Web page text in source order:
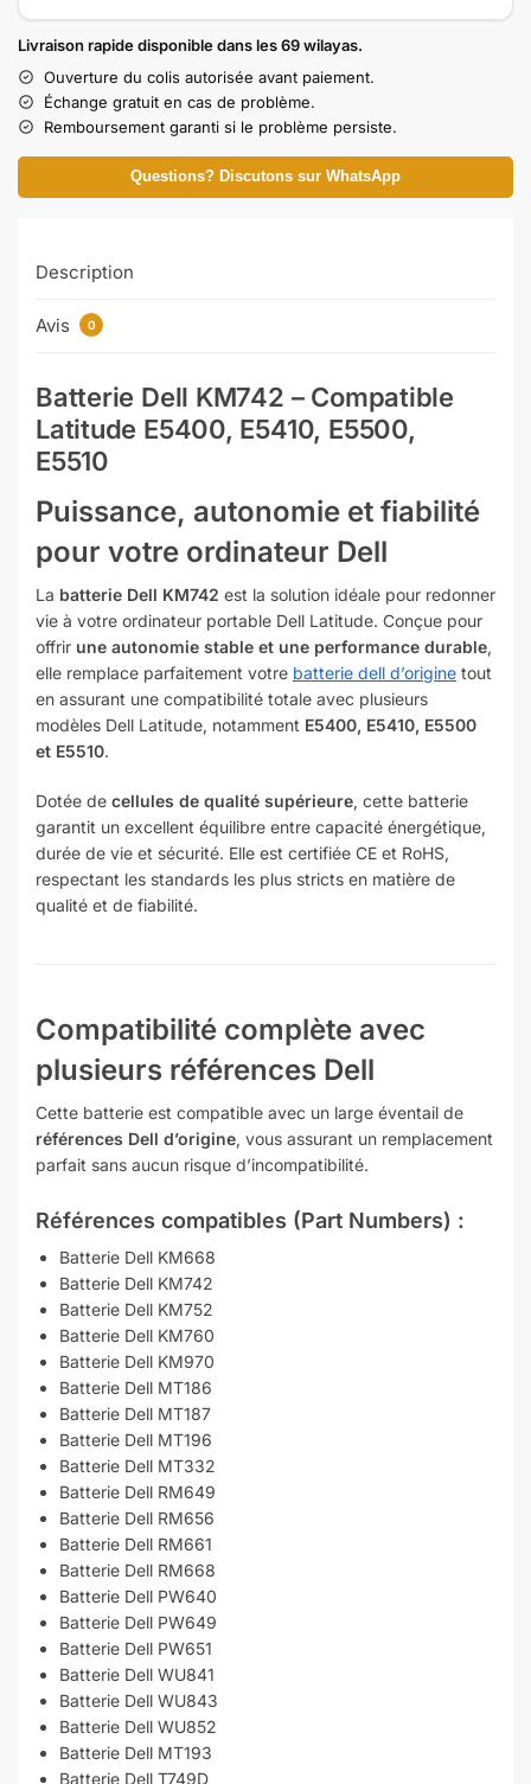
Livraison rapide disponible dans les 69 wilayas.
Ouverture du colis autorisée avant paiement.
Échange gratuit en cas de problème.
Remboursement garanti si le problème persiste.
Questions? Discutons sur WhatsApp
Description
Avis 0
Batterie Dell KM742 – Compatible
Latitude E5400, E5410, E5500,
E5510
Puissance, autonomie et fiabilité
pour votre ordinateur Dell
La batterie Dell KM742 est la solution idéale pour redonner
vie à votre ordinateur portable Dell Latitude. Conçue pour
offrir une autonomie stable et une performance durable,
elle remplace parfaitement votre batterie dell d’origine tout
en assurant une compatibilité totale avec plusieurs
modèles Dell Latitude, notamment E5400, E5410, E5500
et E5510.
Dotée de cellules de qualité supérieure, cette batterie
garantit un excellent équilibre entre capacité énergétique,
durée de vie et sécurité. Elle est certifiée CE et RoHS,
respectant les standards les plus stricts en matière de
qualité et de fiabilité.
Compatibilité complète avec
plusieurs références Dell
Cette batterie est compatible avec un large éventail de
références Dell d’origine, vous assurant un remplacement
parfait sans aucun risque d’incompatibilité.
Références compatibles (Part Numbers) :
Batterie Dell KM668
Batterie Dell KM742
Batterie Dell KM752
Batterie Dell KM760
Batterie Dell KM970
Batterie Dell MT186
Batterie Dell MT187
Batterie Dell MT196
Batterie Dell MT332
Batterie Dell RM649
Batterie Dell RM656
Batterie Dell RM661
Batterie Dell RM668
Batterie Dell PW640
Batterie Dell PW649
Batterie Dell PW651
Batterie Dell WU841
Batterie Dell WU843
Batterie Dell WU852
Batterie Dell MT193
Batterie Dell T749D